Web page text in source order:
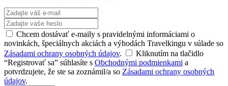
Chcem dostávať e-maily s pravidelnými informáciami o
novinkách, špeciálnych akciách a výhodách Travelkingu v súlade so
Zásadami ochrany osobných údajov.
Kliknutím na tlačidlo
“Registrovať sa” súhlasíte s Obchodnými podmienkami a
potvrdzujete, že ste sa zoznámil/a so Zásadami ochrany osobných
údajov.